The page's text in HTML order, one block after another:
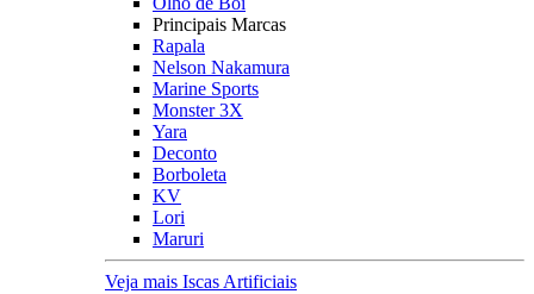
Principais Marcas
Rapala
Nelson Nakamura
Marine Sports
Monster 3X
Yara
Deconto
Borboleta
KV
Lori
Maruri
Veja mais Iscas Artificiais